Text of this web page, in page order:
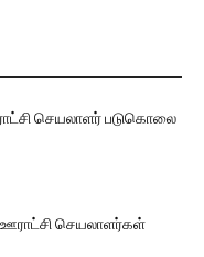
செயலாளர் படுகொலை
செயலாளர்கள்